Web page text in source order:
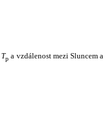
Tp a vzdálenost mezi Sluncem a